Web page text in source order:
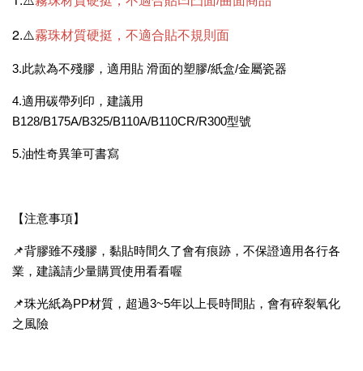
2.⚠️霧珠材質硬挺，不適合貼不規則面
3.此款為不殘膠，適用貼 滑面的塑膠/紙盒/金屬瓷器
4.適用碳帶列印，建議用
B128/B175A/B325/B110A/B110CR/R300型號
5.油性奇異筆可書寫
【注意事項】
📌背膠雖不殘膠，黏貼時間久了會有痕跡，不保證適用各行各
業，建議請少量購買使用看看喔
📌珠光紙為PP材質，超過3~5年以上長時間貼，會有碎裂氧化
之風險